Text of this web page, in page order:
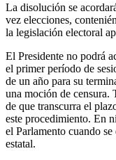
La disolución se
vez elecciones,
la legislación electoral
El Presidente no podrá
el primer período de
de un año para su
una moción de censura.
de que transcurra el
este procedimiento. En
el Parlamento cuando
estatal.